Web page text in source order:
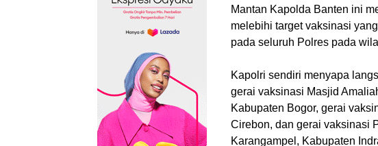
Mantan Kapolda Banten ini
melebihi target vaksinasi
pada seluruh Polres pada
Kapolri sendiri menyapa
gerai vaksinasi Masjid
Kabupaten Bogor, gerai
Cirebon, dan gerai vaksinasi
Karangampel, Kabupaten